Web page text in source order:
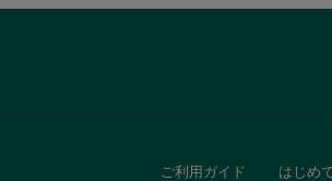
ご利用ガイド はじめ